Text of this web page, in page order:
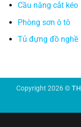
Cầu nâng cắt kéo
Phòng sơn ô tô
Tủ đựng đồ nghề
Copyright 2026 ©